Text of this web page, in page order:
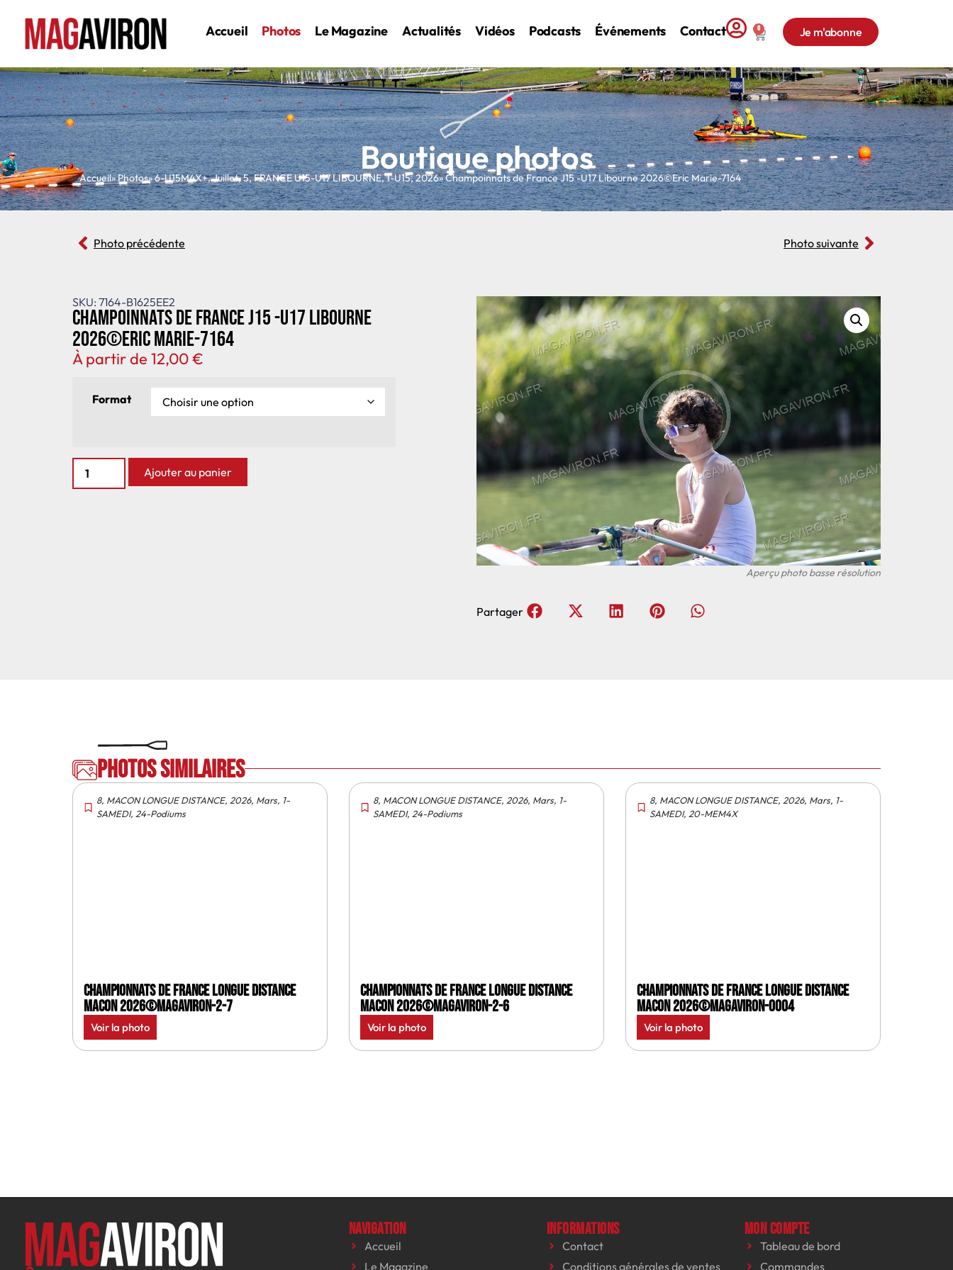
Accueil Photos Le Magazine Actualités Vidéos Podcasts Événements Contact 0 Je m'abonne
Boutique photos
Accueil» Photos»6-U15M4X+,Juillet,5,FRANCE U15-U17 LIBOURNE,1-U15,2026» Champoinnats de France J15 -U17 Libourne 2026©Eric Marie-7164
Photo précédente Photo suivante
SKU: 7164-B1625EE2
Champoinnats de France J15 -U17 Libourne
2026©Eric Marie-7164
À partir de 12,00€
Format
Ajouter au panier
Partager
Photos similaires
8, MACON LONGUE DISTANCE, 2026, Mars, 1-
SAMEDI, 24-Podiums
Championnats de France longue distance
Macon 2026©MagAviron-2-7
Voir la photo
8, MACON LONGUE DISTANCE, 2026, Mars, 1-
SAMEDI, 24-Podiums
Championnats de France longue distance
Macon 2026©MagAviron-2-6
Voir la photo
8, MACON LONGUE DISTANCE, 2026, Mars, 1-
SAMEDI, 20-MEM4X
Championnats de France longue distance
Macon 2026©MagAviron-0004
Voir la photo
Navigation
Accueil
Le Magazine
Informations
Contact
Conditions générales de ventes
Mon compte
Tableau de bord
Commandes